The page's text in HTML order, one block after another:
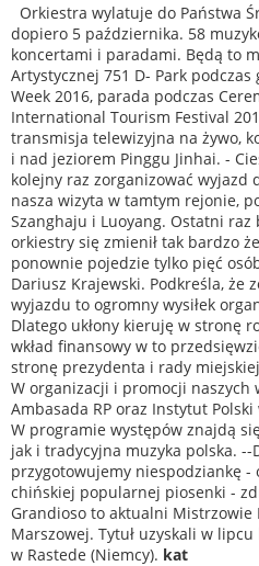
Orkiestra wylatuje do Państwa
dopiero 5 października. 58
koncertami i paradami. Będą to
Artystycznej 751 D- Park
Week 2016, parada podczas
International Tourism Festival
transmisja telewizyjna na żywo,
i nad jeziorem Pinggu Jinhai. -
kolejny raz zorganizować wyjazd
nasza wizyta w tamtym rejonie,
Szanghaju i Luoyang. Ostatni raz
orkiestry się zmienił tak bardzo
ponownie pojedzie tylko pięć
Dariusz Krajewski. Podkreśla, że
wyjazdu to ogromny wysiłek
Dlatego ukłony kieruję w stronę
wkład finansowy w to
stronę prezydenta i rady
W organizacji i promocji naszych
Ambasada RP oraz Instytut
W programie występów znajdą
jak i tradycyjna muzyka polska.
przygotowujemy niespodziankę -
chińskiej popularnej piosenki -
Grandioso to aktualni Mistrzowie
Marszowej. Tytuł uzyskali w
w Rastede (Niemcy). kat